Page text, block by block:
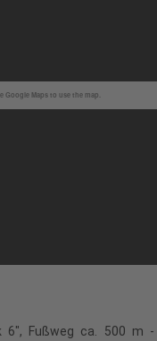
Maps to use the map.
Fußweg ca. 500 m